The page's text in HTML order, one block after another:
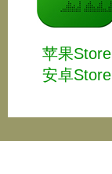
苹果Store
安卓Store